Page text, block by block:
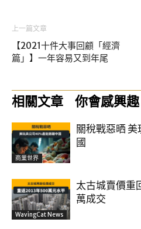
上一篇文章
【2021十件大事回顧「經濟
篇」】一年容易又到年尾
相關文章 你會感興趣
商業世界
關稅戰惡晒
國
WavingCat News
太古城賣價重
萬成交